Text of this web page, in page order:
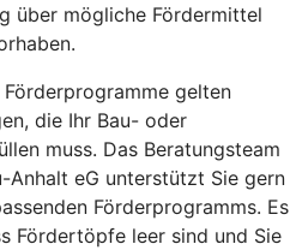
über mögliche Fördermittel
gelten
die Ihr Bau- oder
muss. Das Beratungsteam
Anhalt eG unterstützt Sie gern
Förderprogramms. Es
Fördertöpfe leer sind und Sie